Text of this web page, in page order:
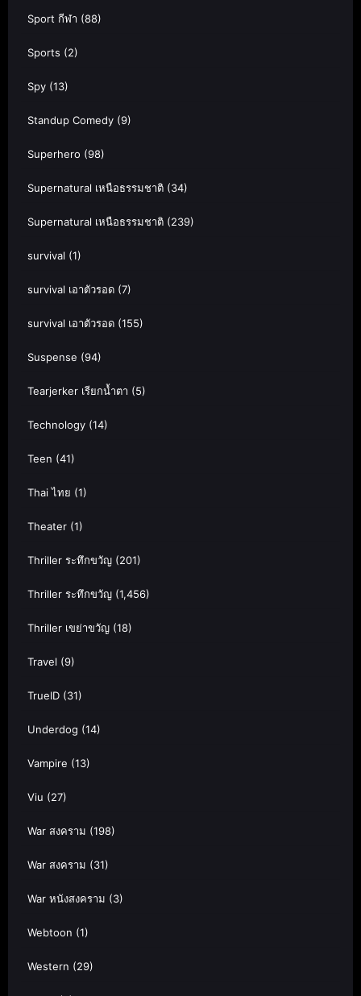
Sport กีฬา (88)
Sports (2)
Spy (13)
Standup Comedy (9)
Superhero (98)
Supernatural เหนือธรรมชาติ (34)
Supernatural เหนือธรรมชาติ (239)
survival (1)
survival เอาตัวรอด (7)
survival เอาตัวรอด (155)
Suspense (94)
Tearjerker เรียกน้ำตา (5)
Technology (14)
Teen (41)
Thai ไทย (1)
Theater (1)
Thriller ระทึกขวัญ (201)
Thriller ระทึกขวัญ (1,456)
Thriller เขย่าขวัญ (18)
Travel (9)
TrueID (31)
Underdog (14)
Vampire (13)
Viu (27)
War สงคราม (198)
War สงคราม (31)
War หนังสงคราม (3)
Webtoon (1)
Western (29)